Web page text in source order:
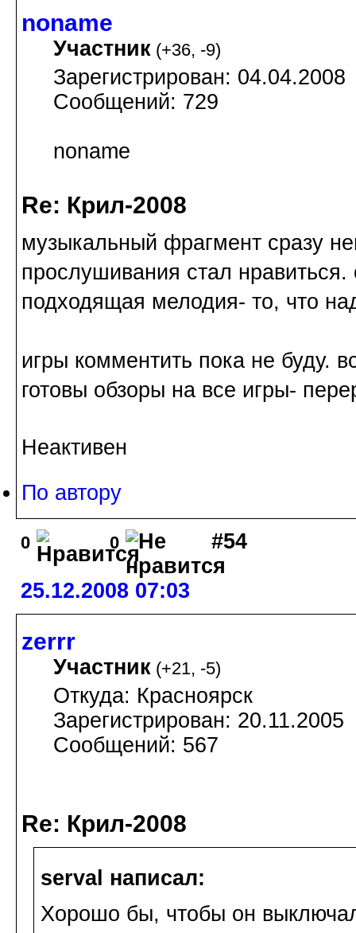
noname
Участник (+36, -9)
Зарегистрирован: 04.04.2008
Сообщений: 729
noname
Re: Крил-2008
музыкальный фрагмент сразу
прослушивания стал нравиться.
подходящая мелодия- то, что
игры комментить пока не буду.
готовы обзоры на все игры-
Неактивен
По автору
0 0 #54
25.12.2008 07:03
zerrr
Участник (+21, -5)
Откуда: Красноярск
Зарегистрирован: 20.11.2005
Сообщений: 567
Re: Крил-2008
serval написал:
Хорошо бы, чтобы он